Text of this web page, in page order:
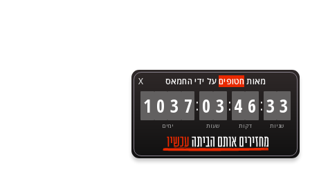
X מאותחטופיםעל ידי החמאס
1 0 3 7
ימים
: 0 3
שעות
:4 6
דקות
:3 3
שניות